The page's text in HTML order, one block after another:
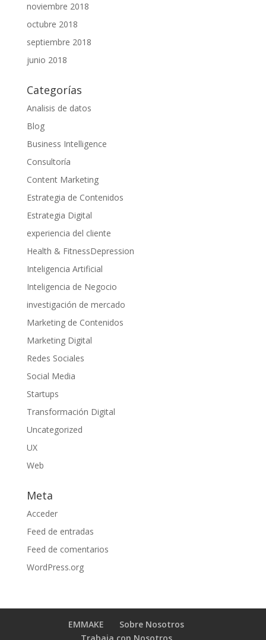
noviembre 2018
octubre 2018
septiembre 2018
junio 2018
Categorías
Analisis de datos
Blog
Business Intelligence
Consultoría
Content Marketing
Estrategia de Contenidos
Estrategia Digital
experiencia del cliente
Health & FitnessDepression
Inteligencia Artificial
Inteligencia de Negocio
investigación de mercado
Marketing de Contenidos
Marketing Digital
Redes Sociales
Social Media
Startups
Transformación Digital
Uncategorized
UX
Web
Meta
Acceder
Feed de entradas
Feed de comentarios
WordPress.org
EMMAKE
Sobre Nosotros